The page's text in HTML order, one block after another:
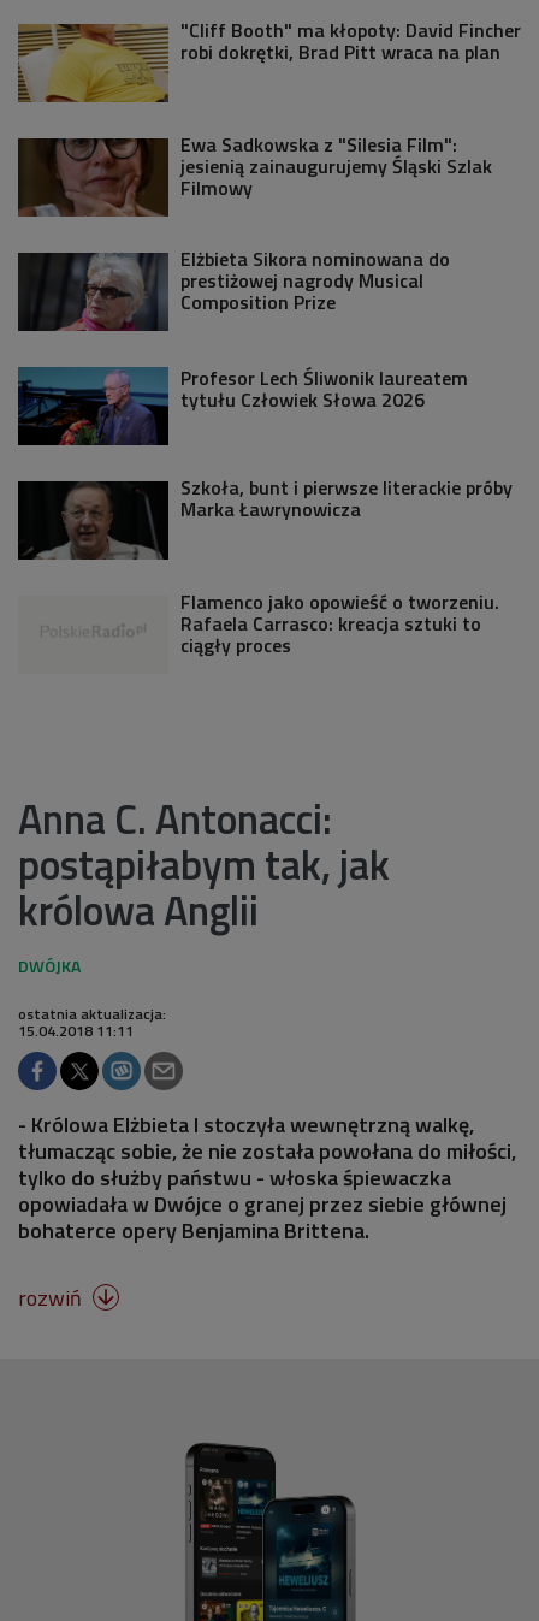
"Cliff Booth" ma kłopoty: David Fincher
robi dokrętki, Brad Pitt wraca na plan
Ewa Sadkowska z "Silesia Film":
jesienią zainaugurujemy Śląski Szlak
Filmowy
Elżbieta Sikora nominowana do
prestiżowej nagrody Musical
Composition Prize
Profesor Lech Śliwonik laureatem
tytułu Człowiek Słowa 2026
Szkoła, bunt i pierwsze literackie próby
Marka Ławrynowicza
Flamenco jako opowieść o tworzeniu.
Rafaela Carrasco: kreacja sztuki to
ciągły proces
Anna C. Antonacci:
postąpiłabym tak, jak
królowa Anglii
ostatnia aktualizacja:
15.04.2018 11:11
- Królowa Elżbieta I stoczyła wewnętrzną walkę,
tłumacząc sobie, że nie została powołana do miłości,
tylko do służby państwu - włoska śpiewaczka
opowiadała w Dwójce o granej przez siebie głównej
bohaterce opery Benjamina Brittena.
rozwiń 